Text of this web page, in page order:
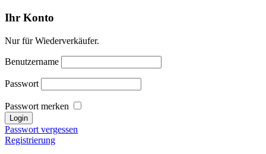
Ihr Konto
Nur für Wiederverkäufer.
Benutzername
Passwort
Passwort merken
Passwort vergessen
Registrierung